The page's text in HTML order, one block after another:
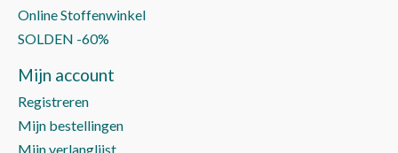
Online Stoffenwinkel
SOLDEN -60%
Mijn account
Registreren
Mijn bestellingen
Mijn verlanglijst